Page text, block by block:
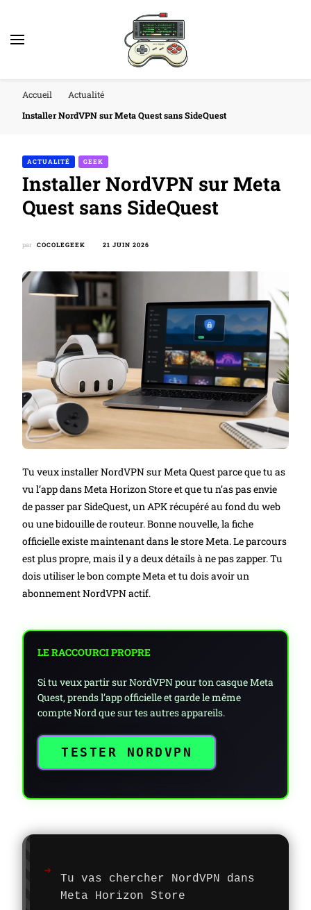
Accueil
Actualité
Installer NordVPN sur Meta Quest sans SideQuest
ACTUALITÉ GEEK
Installer NordVPN sur Meta
Quest sans SideQuest
par COCOLEGEEK 21 JUIN 2026
Tu veux installer NordVPN sur Meta Quest parce que tu as
vu l’app dans Meta Horizon Store et que tu n’as pas envie
de passer par SideQuest, un APK récupéré au fond du web
ou une bidouille de routeur. Bonne nouvelle, la fiche
officielle existe maintenant dans le store Meta. Le parcours
est plus propre, mais il y a deux détails à ne pas zapper. Tu
dois utiliser le bon compte Meta et tu dois avoir un
abonnement NordVPN actif.
LE RACCOURCI PROPRE
Si tu veux partir sur NordVPN pour ton casque Meta
Quest, prends l’app officielle et garde le même
compte Nord que sur tes autres appareils.
TESTER NORDVPN
Tu vas chercher NordVPN dans
Meta Horizon Store